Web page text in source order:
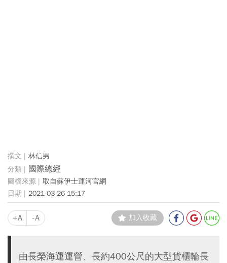
林信男
國際總經
取自蘇伊士運河官網
2021-03-26 15:17
+A -A 加入收藏
由長榮海運運營、長約400公尺的大型貨櫃輪長